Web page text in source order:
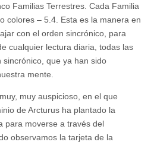
Familias Terrestres. Cada Familia
colores – 5.4. Esta es la manera en
con el orden sincrónico, para
cualquier lectura diaria, todas las
que ya han sido
mente.
muy auspicioso, en el que
de Arcturus ha plantado la
para moverse a través del
observamos la tarjeta de la